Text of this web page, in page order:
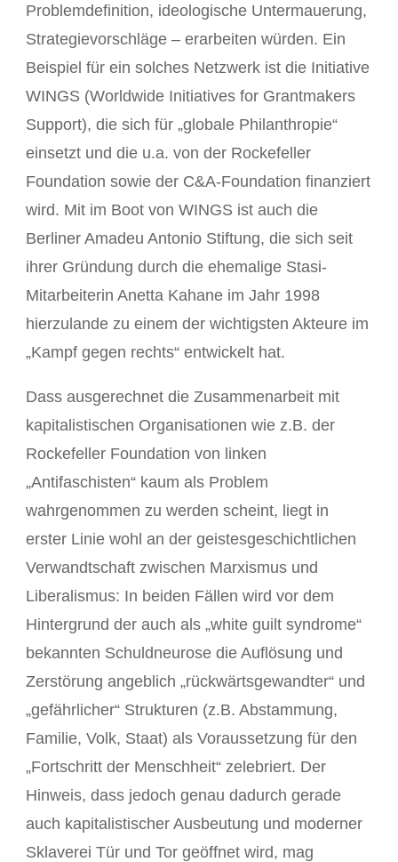
Problemdefinition, ideologische Untermauerung,
Strategievorschläge – erarbeiten würden. Ein
Beispiel für ein solches Netzwerk ist die Initiative
WINGS (Worldwide Initiatives for Grantmakers
Support), die sich für „globale Philanthropie“
einsetzt und die u.a. von der Rockefeller
Foundation sowie der C&A-Foundation finanziert
wird. Mit im Boot von WINGS ist auch die
Berliner Amadeu Antonio Stiftung, die sich seit
ihrer Gründung durch die ehemalige Stasi-
Mitarbeiterin Anetta Kahane im Jahr 1998
hierzulande zu einem der wichtigsten Akteure im
„Kampf gegen rechts“ entwickelt hat.
Dass ausgerechnet die Zusammenarbeit mit
kapitalistischen Organisationen wie z.B. der
Rockefeller Foundation von linken
„Antifaschisten“ kaum als Problem
wahrgenommen zu werden scheint, liegt in
erster Linie wohl an der geistesgeschichtlichen
Verwandtschaft zwischen Marxismus und
Liberalismus: In beiden Fällen wird vor dem
Hintergrund der auch als „white guilt syndrome“
bekannten Schuldneurose die Auflösung und
Zerstörung angeblich „rückwärtsgewandter“ und
„gefährlicher“ Strukturen (z.B. Abstammung,
Familie, Volk, Staat) als Voraussetzung für den
„Fortschritt der Menschheit“ zelebriert. Der
Hinweis, dass jedoch genau dadurch gerade
auch kapitalistischer Ausbeutung und moderner
Sklaverei Tür und Tor geöffnet wird, mag